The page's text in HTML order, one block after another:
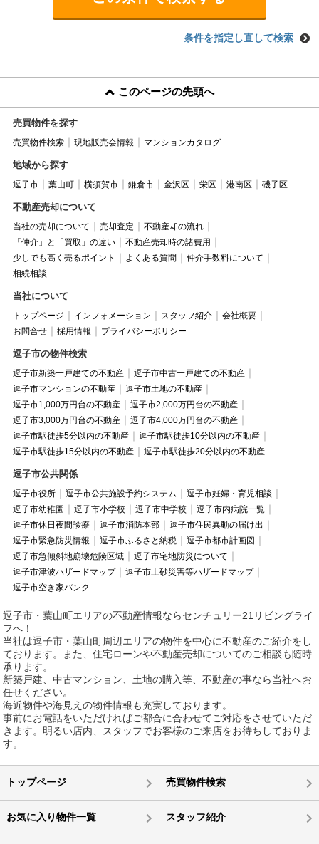
条件を指定し直して検索
このページの先頭へ
売買物件を探す
売買物件検索 現地販売会情報 マンションカタログ
地域から探す
逗子市 葉山町 横須賀市 鎌倉市 金沢区 栄区 港南区 磯子区
不動産売却について
当社の売却について 売却査定
不動産却の流れ
「仲介」と「買取」の違い
不動産売却時の諸費用
少しでも高く売るポイント
よくある質問
仲介手数料について
相続相談
当社について
トップページ インフォメーション スタッフ紹介
会社概要
お問合せ
採用情報 プライバシーポリシー
逗子市の物件検索
逗子市新築一戸建ての不動産
逗子市中古一戸建ての不動産
逗子市マンションの不動産
逗子市土地の不動産
逗子市1,000万円台の不動産
逗子市2,000万円台の不動産
逗子市3,000万円台の不動産
逗子市4,000万円台の不動産
逗子市駅徒歩5分以内の不動産
逗子市駅徒歩10分以内の不動産
逗子市駅徒歩15分以内の不動産
逗子市駅徒歩20分以内の不動産
逗子市公共関係
逗子市役所 逗子市公共施設予約システム
逗子市妊婦・育児相談
逗子市幼稚園
逗子市小学校 逗子市中学校
逗子市内病院一覧
逗子市休日夜間診療
逗子市消防本部
逗子市住民異動の届け出
逗子市緊急防災情報
逗子市ふるさと納税
逗子市都市計画図
逗子市急傾斜地崩壊危険区域
逗子市宅地防災について
逗子市津波ハザードマップ
逗子市土砂災害等ハザードマップ
逗子市空き家バンク
逗子市・葉山町エリアの不動産情報ならセンチュリー21リビングライ
フへ！
当社は逗子市・葉山町周辺エリアの物件を中心に不動産のご紹介をし
ております。また、住宅ローンや不動産売却についてのご相談も随時
承ります。
新築戸建、中古マンション、土地の購入等、不動産の事なら当社へお
任せください。
海近物件や海見えの物件情報も充実しております。
事前にお電話をいただければご都合に合わせてご対応をさせていただ
きます。明るい店内、スタッフでお客様のご来店をお待ちしておりま
す。
トップページ 売買物件検索
お気に入り物件一覧 スタッフ紹介